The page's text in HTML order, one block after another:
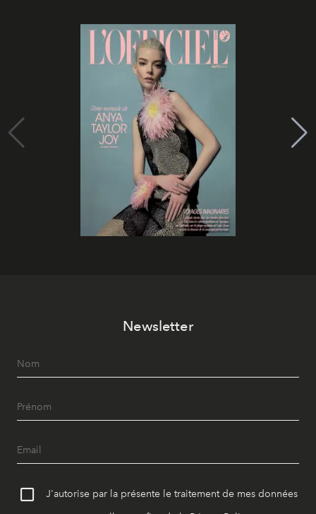
Newsletter
J'autorise par la présente le traitement de mes données